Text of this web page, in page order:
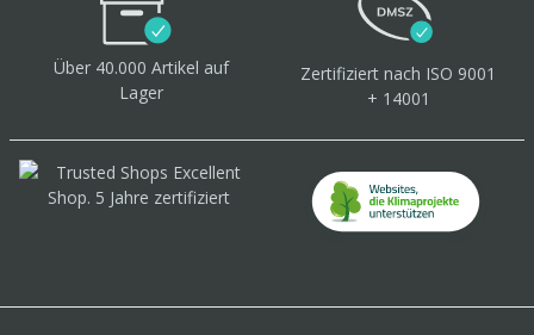
Über 40.000 Artikel auf
Lager
Zertifiziert nach ISO 9001
+ 14001